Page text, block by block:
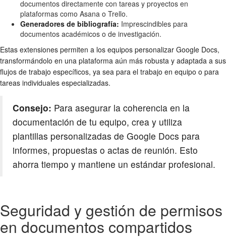
documentos directamente con tareas y proyectos en
plataformas como Asana o Trello.
Generadores de bibliografía: Imprescindibles para
documentos académicos o de investigación.
Estas extensiones permiten a los equipos personalizar Google Docs,
transformándolo en una plataforma aún más robusta y adaptada a sus
flujos de trabajo específicos, ya sea para el trabajo en equipo o para
tareas individuales especializadas.
Consejo: Para asegurar la coherencia en la
documentación de tu equipo, crea y utiliza
plantillas personalizadas de Google Docs para
informes, propuestas o actas de reunión. Esto
ahorra tiempo y mantiene un estándar profesional.
Seguridad y gestión de permisos
en documentos compartidos